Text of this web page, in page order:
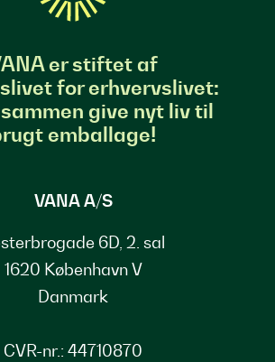
er stiftet af
for erhvervslivet:
give nyt liv til
emballage!
VANA A/S
6D, 2. sal
1620 København V
Danmark
CVR-nr.: 44710870